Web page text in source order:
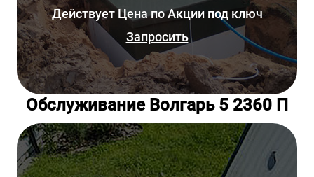
Действует Цена по Акции под ключ
Запросить
Обслуживание Волгарь 5 2360 П